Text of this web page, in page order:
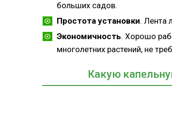
больших садов.
Простота установки. Лента
Экономичность. Хорошо
многолетних растений, не
Какую